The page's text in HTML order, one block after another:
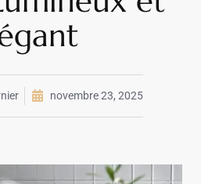
novembre 23, 2025